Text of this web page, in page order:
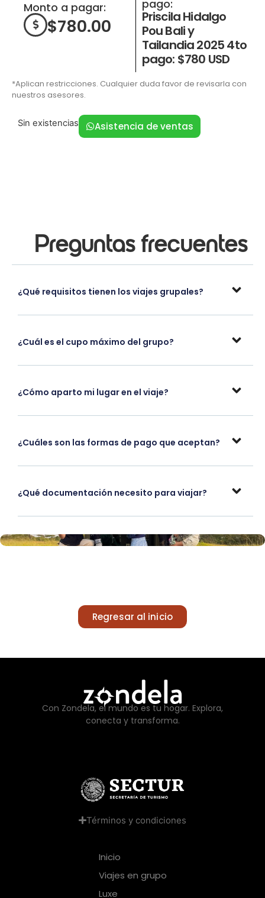
Monto a pagar:
$780.00
pago:
Priscila Hidalgo
Pou Bali y
Tailandia 2025 4to
pago: $780 USD
*Aplican restricciones. Cualquier duda favor de revisarla con
nuestros asesores.
Sin existencias Asistencia de ventas
Preguntas frecuentes
¿Qué requisitos tienen los viajes grupales?
¿Cuál es el cupo máximo del grupo?
¿Cómo aparto mi lugar en el viaje?
¿Cuáles son las formas de pago que aceptan?
¿Qué documentación necesito para viajar?
Regresar al inicio
Con Zondela, el mundo es tu hogar. Explora,
conecta y transforma.
Términos y condiciones
Inicio
Viajes en grupo
Luxe